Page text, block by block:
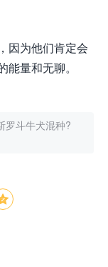
因为他们肯定会
量和无聊。
罗斗牛犬混种?